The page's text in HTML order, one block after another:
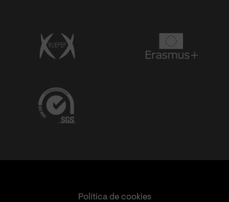
Política de cookies